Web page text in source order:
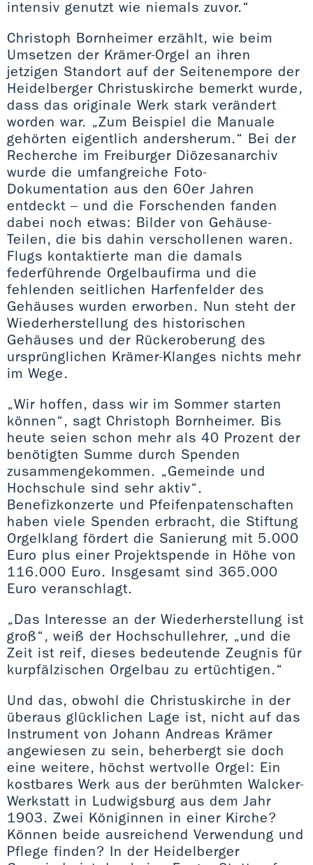
intensiv genutzt wie niemals zuvor.“
Christoph Bornheimer erzählt, wie beim
Umsetzen der Krämer-Orgel an ihren
jetzigen Standort auf der Seitenempore der
Heidelberger Christuskirche bemerkt wurde,
dass das originale Werk stark verändert
worden war. „Zum Beispiel die Manuale
gehörten eigentlich andersherum.“ Bei der
Recherche im Freiburger Diözesanarchiv
wurde die umfangreiche Foto-
Dokumentation aus den 60er Jahren
entdeckt – und die Forschenden fanden
dabei noch etwas: Bilder von Gehäuse-
Teilen, die bis dahin verschollenen waren.
Flugs kontaktierte man die damals
federführende Orgelbaufirma und die
fehlenden seitlichen Harfenfelder des
Gehäuses wurden erworben. Nun steht der
Wiederherstellung des historischen
Gehäuses und der Rückeroberung des
ursprünglichen Krämer-Klanges nichts mehr
im Wege.
„Wir hoffen, dass wir im Sommer starten
können“, sagt Christoph Bornheimer. Bis
heute seien schon mehr als 40 Prozent der
benötigten Summe durch Spenden
zusammengekommen. „Gemeinde und
Hochschule sind sehr aktiv“.
Benefizkonzerte und Pfeifenpatenschaften
haben viele Spenden erbracht, die Stiftung
Orgelklang fördert die Sanierung mit 5.000
Euro plus einer Projektspende in Höhe von
116.000 Euro. Insgesamt sind 365.000
Euro veranschlagt.
„Das Interesse an der Wiederherstellung ist
groß“, weiß der Hochschullehrer, „und die
Zeit ist reif, dieses bedeutende Zeugnis für
kurpfälzischen Orgelbau zu ertüchtigen.“
Und das, obwohl die Christuskirche in der
überaus glücklichen Lage ist, nicht auf das
Instrument von Johann Andreas Krämer
angewiesen zu sein, beherbergt sie doch
eine weitere, höchst wertvolle Orgel: Ein
kostbares Werk aus der berühmten Walcker-
Werkstatt in Ludwigsburg aus dem Jahr
1903. Zwei Königinnen in einer Kirche?
Können beide ausreichend Verwendung und
Pflege finden? In der Heidelberger